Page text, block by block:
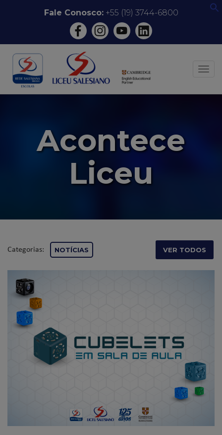
conteúdo
Fale Conosco:+55 (19) 3744-6800
Acontece
Liceu
Categorias: NOTÍCIAS VER TODOS